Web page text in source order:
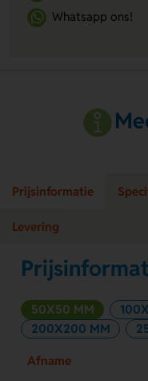
Whatsapp ons!
Prijsinformatie
Levering
50X50 MM
200X200 MM
Afname